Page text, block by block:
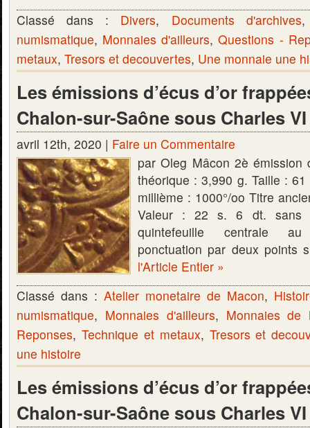
Classé dans : Divers, Documents d'archives
numismatique, Monnaies d'ailleurs,Questions -
metaux, Tresors et decouvertes, Une monnaie une
Les émissions d’écus d’or
Chalon-sur-Saône sous Charles
avril 12th, 2020 | Faire un Commentaire
par Oleg Mâcon 2è émission
théorique : 3,990 g. Taille :
millième : 1000°/oo Titre
Valeur : 22 s. 6 dt. sans
quintefeuille centrale
ponctuation par deux
l'Article Entier »
Classé dans : Atelier monetaire de Macon,
numismatique, Monnaies d'ailleurs, Monnaies de
Reponses, Technique et metaux, Tresors et
une histoire
Les émissions d’écus d’or
Chalon-sur-Saône sous Charles